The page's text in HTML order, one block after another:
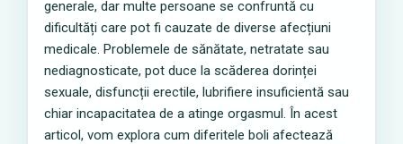
generale, dar multe persoane se confruntă cu
dificultăți care pot fi cauzate de diverse afecțiuni
medicale. Problemele de sănătate, netratate sau
nediagnosticate, pot duce la scăderea dorinței
sexuale, disfuncții erectile, lubrifiere insuficientă sau
chiar incapacitatea de a atinge orgasmul. În acest
articol, vom explora cum diferitele boli afectează